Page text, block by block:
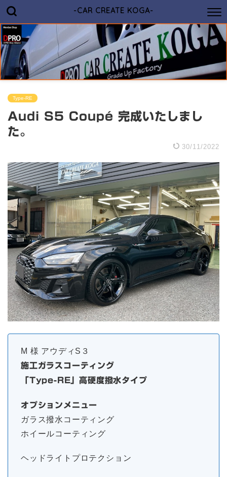
-CAR CREATE KOGA-
Type-RE
Audi S5 Coupé 完成いたしまし
た。
30/11/2022
M 様 アウディS３
施工ガラスコーティング
「Type-RE」高硬度撥水タイプ
オプションメニュー
ガラス撥水コーティング
ホイールコーティング
ヘッドライトプロテクション